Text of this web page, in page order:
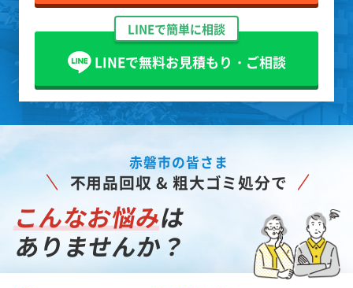
LINEで簡単に相談
LINEで無料お見積もり・ご相談
赤磐市の皆さま
不用品回収 & 粗大ゴミ処分で
こんなお悩みは
ありませんか？